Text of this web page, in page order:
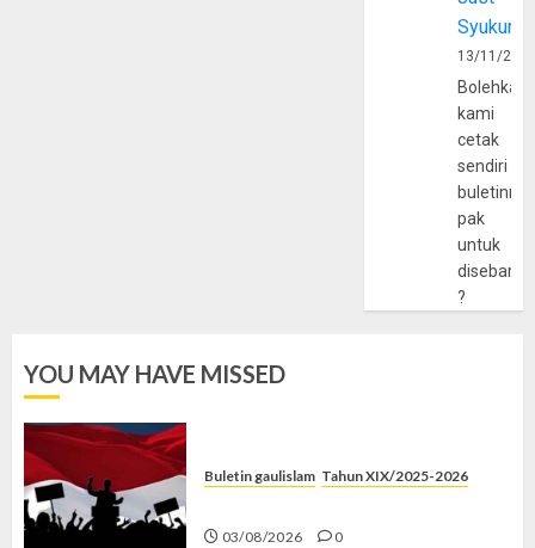
Syukur
13/11/
Bolehkah
kami
cetak
sendiri
pak
untuk
?
YOU MAY HAVE MISSED
Buletin gaulislam Tahun XIX/2025-2026
03/08/2026 0